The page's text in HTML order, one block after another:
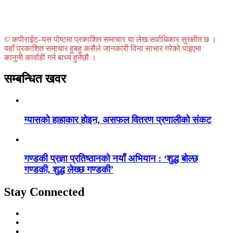
© कपीराईट–यस पोष्टमा प्रकाशित समाचार या लेख सर्वाधिकार सुरक्षीत छ ।
यहाँ प्रकाशित समाचार हुबहु कसैले जानकारी विना साभार गरेको पाइएमा
कानुनी कार्वाही गर्न बाध्य हुनेछौ ।
सम्बन्धित खवर
ग्यासको हाहाकार होइन, असफल वितरण प्रणालीको संकट
गण्डकी प्रज्ञा प्रतिष्ठानको नयाँ अभियान : ‘शुद्ध बोल्छ
गण्डकी, शुद्ध लेख्छ गण्डकी’
Stay Connected